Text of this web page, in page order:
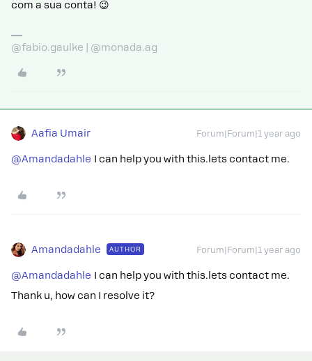
com a sua conta! 😉
@fabio.gaulke | @monada.ag
Aafia Umair Forum|Forum|1 year ago
@Amandadahle I can help you with this.lets contact me.
Amandadahle AUTHOR Forum|Forum|1 year ago
@Amandadahle I can help you with this.lets contact me.
Thank u, how can I resolve it?